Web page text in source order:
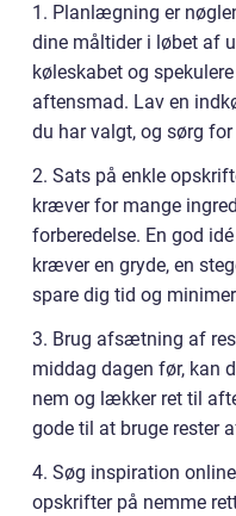
1. Planlægning er
dine måltider i løbet af
køleskabet og
aftensmad. Lav en
du har valgt, og sørg
2. Sats på enkle
kræver for mange
forberedelse. En god
kræver en gryde, en
spare dig tid og
3. Brug afsætning af
middag dagen før, kan
nem og lækker ret til
gode til at bruge rester
4. Søg inspiration
opskrifter på nemme